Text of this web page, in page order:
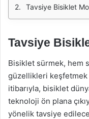
Tavsiye Bisiklet
Tavsiye
Bisiklet sürmek, hem
güzellikleri keşfetmek
itibarıyla, bisiklet
teknoloji ön plana
yönelik tavsiye